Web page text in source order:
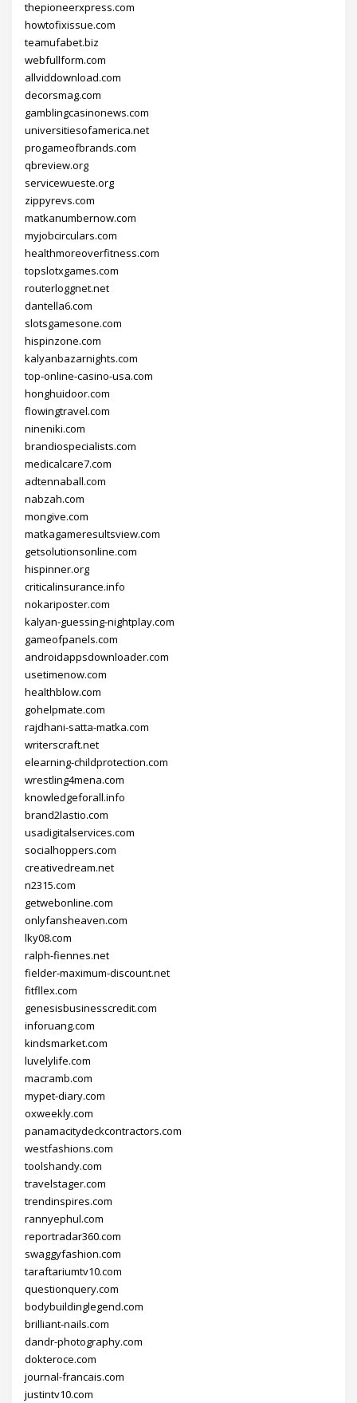
thepioneerxpress.com
howtofixissue.com
teamufabet.biz
webfullform.com
allviddownload.com
decorsmag.com
gamblingcasinonews.com
universitiesofamerica.net
progameofbrands.com
qbreview.org
servicewueste.org
zippyrevs.com
matkanumbernow.com
myjobcirculars.com
healthmoreoverfitness.com
topslotxgames.com
routerloggnet.net
dantella6.com
slotsgamesone.com
hispinzone.com
kalyanbazarnights.com
top-online-casino-usa.com
honghuidoor.com
flowingtravel.com
nineniki.com
brandiospecialists.com
medicalcare7.com
adtennaball.com
nabzah.com
mongive.com
matkagameresultsview.com
getsolutionsonline.com
hispinner.org
criticalinsurance.info
nokariposter.com
kalyan-guessing-nightplay.com
gameofpanels.com
androidappsdownloader.com
usetimenow.com
healthblow.com
gohelpmate.com
rajdhani-satta-matka.com
writerscraft.net
elearning-childprotection.com
wrestling4mena.com
knowledgeforall.info
brand2lastio.com
usadigitalservices.com
socialhoppers.com
creativedream.net
n2315.com
getwebonline.com
onlyfansheaven.com
lky08.com
ralph-fiennes.net
fielder-maximum-discount.net
fitfllex.com
genesisbusinesscredit.com
inforuang.com
kindsmarket.com
luvelylife.com
macramb.com
mypet-diary.com
oxweekly.com
panamacitydeckcontractors.com
westfashions.com
toolshandy.com
travelstager.com
trendinspires.com
rannyephul.com
reportradar360.com
swaggyfashion.com
taraftariumtv10.com
questionquery.com
bodybuildinglegend.com
brilliant-nails.com
dandr-photography.com
dokteroce.com
journal-francais.com
justintv10.com